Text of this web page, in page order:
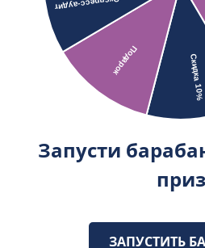
Запусти
приз
ЗАПУСТИТЬ